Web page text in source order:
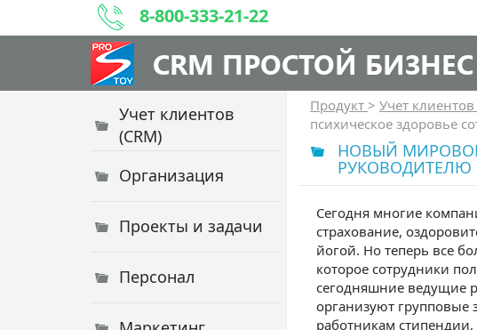
8-800-333-21-22
CRM ПРОСТОЙ БИЗНЕС
Учет клиентов
(CRM)
Организация
Проекты и задачи
Персонал
Продукт > Учет клиентов
психическое здоровье
НОВЫЙ
РУКОВОДИТЕЛЮ
Сегодня многие
страхование,
йогой. Но теперь все
которое сотрудники
сегодняшние ведущие
организуют групповые
работникам